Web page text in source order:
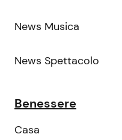
News Musica
News Spettacolo
Benessere
Casa